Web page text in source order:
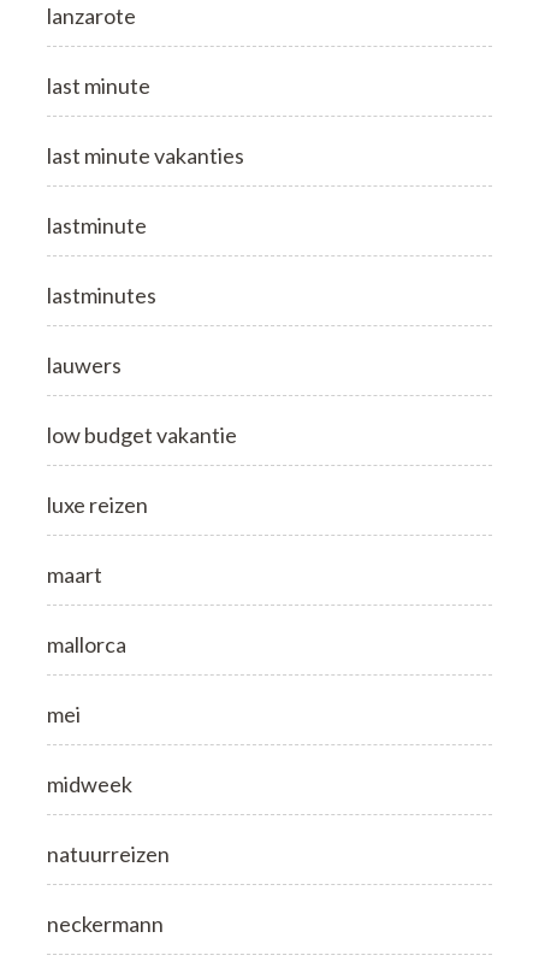
lanzarote
last minute
last minute vakanties
lastminute
lastminutes
lauwers
low budget vakantie
luxe reizen
maart
mallorca
mei
midweek
natuurreizen
neckermann